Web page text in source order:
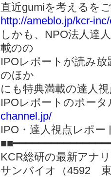
直近gumiを考えるを
http://ameblo.jp/kcr-
しかも、NPO法人達
載のの
IPOレポートが読み
のほか
にも特典満載の達人
IPOレポートのポー
channel.jp/
IPO・達人視点レポ
KCR総研の最新アナ
サンバイオ（4592